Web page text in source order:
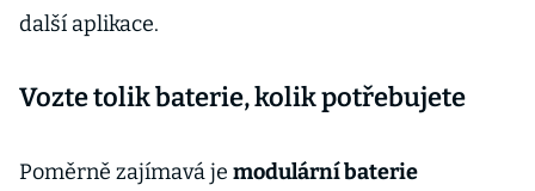
další aplikace.
Vozte tolik baterie, kolik potřebujete
Poměrně zajímavá je modulární baterie